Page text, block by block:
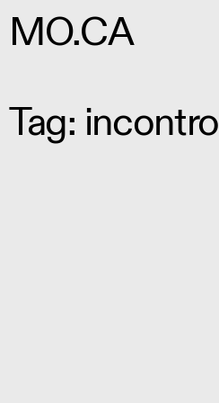
MO.CA
Tag: incontro